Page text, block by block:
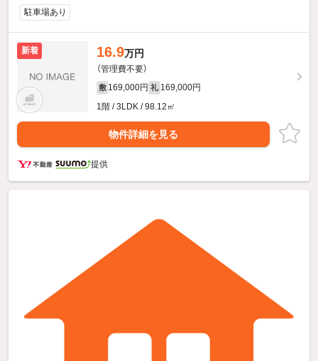
駐車場あり
新着 16.9万円
（管理費不要）
敷 169,000円 礼 169,000円
1階 / 3LDK / 98.12㎡
物件詳細を見る
提供